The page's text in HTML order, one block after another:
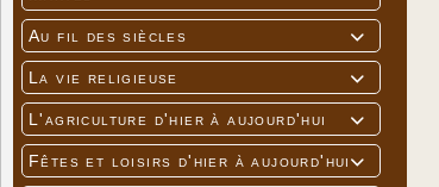

Au fil des siècles

La vie religieuse

L'agriculture d'hier à aujourd'hui

Fêtes et loisirs d'hier à aujourd'hui